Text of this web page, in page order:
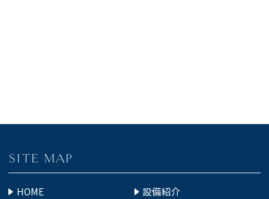
SITE MAP
HOME
設備紹介